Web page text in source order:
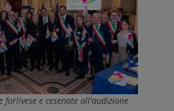
forlivese e cesenate all'audizione